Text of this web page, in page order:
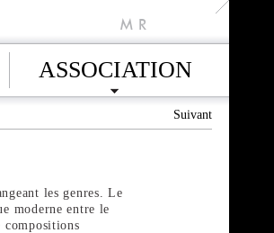
M R
ASSOCIATION
Suivant
les genres. Le
moderne entre le